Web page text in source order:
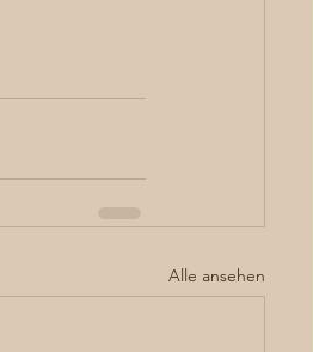
Alle ansehen